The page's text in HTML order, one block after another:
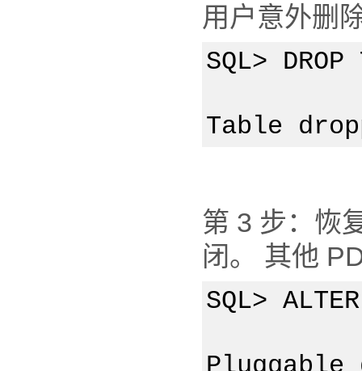
用户意外删
SQL>
Table
第 3 步：恢
闭。 其他
SQL>